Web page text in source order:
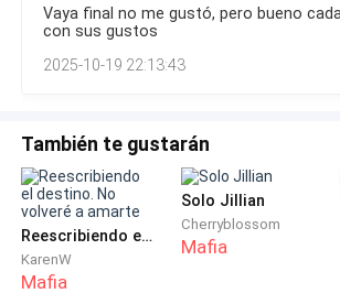
noches las pasaba entre tragos.
Un rato después, reapareció en
insulso programa de televisión.
—¿Estás molesta conmigo, nena?
sacando el labio en ese gesto
usaba—. No has dicho mucho esta
envié los mensajes.…Esperé.Un día entero
noche.Pero nada, ni llamadas, ni
que siguiera al otro la
Vaya final no me gustó, pero bueno
con sus gustos
2025-10-19 22:13:43
También te gustarán
Reescribiendo el destino. No volveré a amarte
KarenW
Mafia
Solo Jillian
Cherryblossom
Mafia